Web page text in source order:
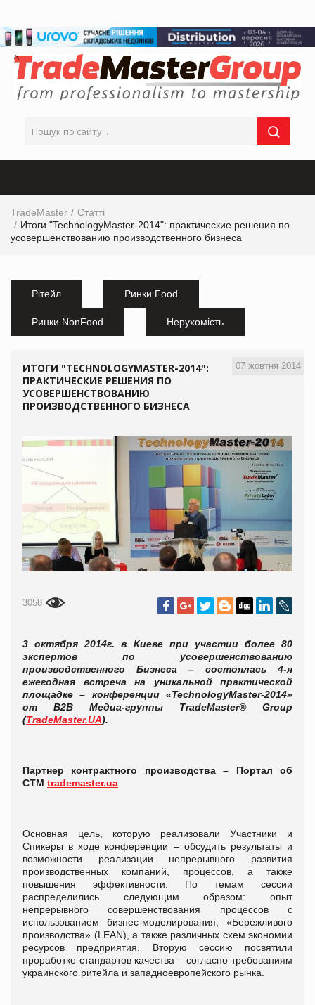
TradeMaster
Статті
Итоги "TechnologyMaster-2014": практические решения по
усовершенствованию производственного бизнеса
Рітейл Ринки Food
Ринки NonFood Нерухомість
07 жовтня 2014
ИТОГИ "TECHNOLOGYMASTER-2014":
ПРАКТИЧЕСКИЕ РЕШЕНИЯ ПО
УСОВЕРШЕНСТВОВАНИЮ
ПРОИЗВОДСТВЕННОГО БИЗНЕСА
3058
3 октября 2014г. в Киеве при участии более 80
экспертов по усовершенствованию
производственного Бизнеса – состоялась 4-я
ежегодная встреча на уникальной практической
площадке – конференции «TechnologyMaster-2014»
от В2В Медиа-группы TradeMaster® Group
(TradeMaster.UA).
Партнер контрактного производства –
Портал об
СТМ trademaster.ua
Основная цель, которую реализовали Участники и
Спикеры в ходе конференции – обсудить результаты и
возможности реализации непрерывного развития
производственных компаний, процессов, а также
повышения эффективности. По темам сессии
распределились следующим образом: опыт
непрерывного совершенствования процессов с
использованием бизнес-моделирования, «Бережливого
производства» (LEAN), а также различных схем экономии
ресурсов предприятия. Вторую сессию посвятили
проработке стандартов качества – согласно требованиям
украинского ритейла и западноевропейского рынка.